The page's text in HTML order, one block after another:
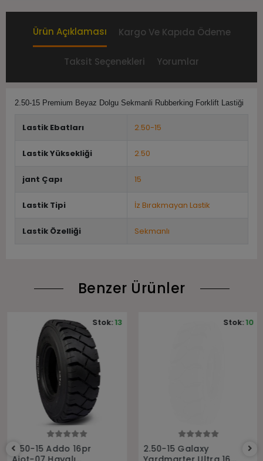
Ürün Açıklaması Kargo Ve Kapıda Ödeme
Taksit Seçenekleri Yorumlar
2.50-15 Premium Beyaz Dolgu Sekmanli Rubberking Forklift Lastiği
Lastik Ebatları 2.50-15
Lastik Yüksekliği 2.50
jant Çapı 15
Lastik Tipi İz Bırakmayan Lastik
Lastik Özelliği Sekmanlı
Benzer Ürünler
2.50-15 Addo 16pr
Stok:13
2.50-15 Galaxy
Stok:10